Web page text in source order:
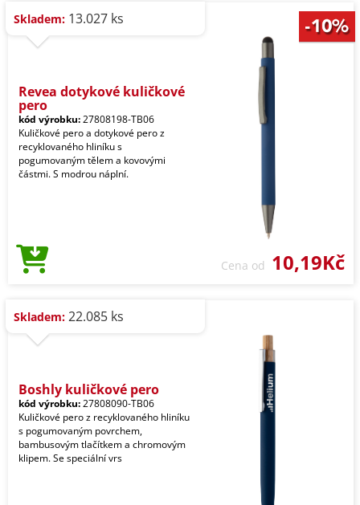
Skladem: 13.027 ks
Revea dotykové kuličkové
pero
kód výrobku:27808198-TB06
Kuličkové pero a dotykové pero z
recyklovaného hliníku s
pogumovaným tělem a kovovými
částmi. S modrou náplní.
Cena od 10,19Kč
Skladem: 22.085 ks
Boshly kuličkové pero
kód výrobku:27808090-TB06
Kuličkové pero z recyklovaného hliníku
s pogumovaným povrchem,
bambusovým tlačítkem a chromovým
klipem. Se speciální vrs